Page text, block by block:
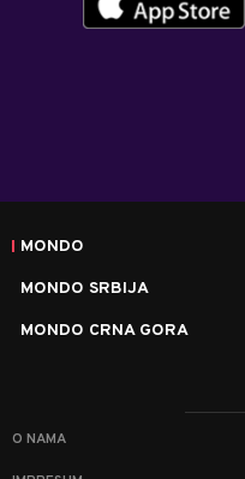
MONDO
MONDO SRBIJA
MONDO CRNA GORA
O NAMA